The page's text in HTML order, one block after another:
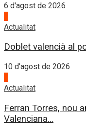
6 d'agost de 2026
Actualitat
Doblet valencià al
10 d'agost de 2026
Actualitat
Ferran Torres, nou
Valenciana...